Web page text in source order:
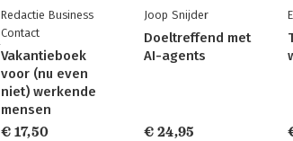
Redactie Business
Contact
Vakantieboek
voor (nu even
niet) werkende
mensen
€ 17,50
Joop Snijder
Doeltreffend met
AI-agents
€ 24,95